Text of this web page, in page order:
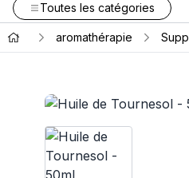
Toutes les catégories
aromathérapie